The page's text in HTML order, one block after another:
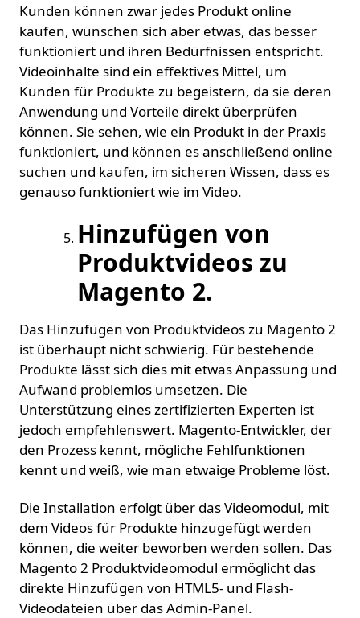
Kunden können zwar jedes Produkt online
kaufen, wünschen sich aber etwas, das besser
funktioniert und ihren Bedürfnissen entspricht.
Videoinhalte sind ein effektives Mittel, um
Kunden für Produkte zu begeistern, da sie deren
Anwendung und Vorteile direkt überprüfen
können. Sie sehen, wie ein Produkt in der Praxis
funktioniert, und können es anschließend online
suchen und kaufen, im sicheren Wissen, dass es
genauso funktioniert wie im Video.
Hinzufügen von
Produktvideos zu
Magento 2.
Das Hinzufügen von Produktvideos zu Magento 2
ist überhaupt nicht schwierig. Für bestehende
Produkte lässt sich dies mit etwas Anpassung und
Aufwand problemlos umsetzen. Die
Unterstützung eines zertifizierten Experten ist
jedoch empfehlenswert. Magento-Entwickler, der
den Prozess kennt, mögliche Fehlfunktionen
kennt und weiß, wie man etwaige Probleme löst.
Die Installation erfolgt über das Videomodul, mit
dem Videos für Produkte hinzugefügt werden
können, die weiter beworben werden sollen. Das
Magento 2 Produktvideomodul ermöglicht das
direkte Hinzufügen von HTML5- und Flash-
Videodateien über das Admin-Panel.